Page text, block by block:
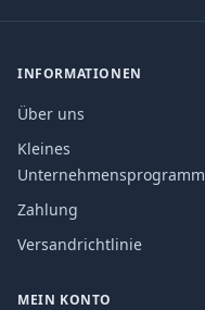
INFORMATIONEN
Über uns
Kleines
Unternehmensprogramm
Zahlung
Versandrichtlinie
MEIN KONTO